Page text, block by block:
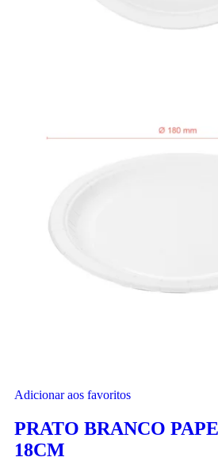
Adicionar aos favoritos
PRATO BRANCO
18CM